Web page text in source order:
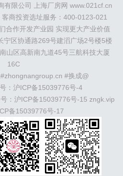
龙岩 西南： 昆明 南宁 华北： 沈
泰国 越南 柬埔寨
马来西
美国 地产商： 灯塔瓴科
中南高
洋 均和 平谦迈高 咨询热线：
有限公司 上海厂房网 www.021cf.cn
商投资选址服务：400-0123-021
合作开发产业园 实现更大产业价值
宁区协通路269号建滔广场2号楼5楼
山区高新南九道45号三航科技大厦
16C
#换成@
： 沪ICP备15039776号-4
： 沪ICP备15039776号-15 zngk.vip
备15039776号-17